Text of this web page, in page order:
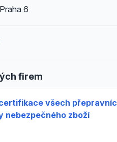
6
firem
všech
nebezpečného zboží